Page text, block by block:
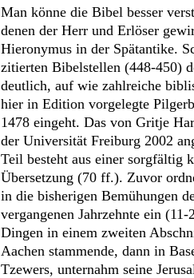
Man könne die Bibel besser
denen der Herr und Erlöser
Hieronymus in der Spätantike.
zitierten Bibelstellen (448-450)
deutlich, auf wie zahlreiche
hier in Edition vorgelegte
1478 eingeht. Das von Gritje
der Universität Freiburg 2002
Teil besteht aus einer sorgfältig
Übersetzung (70 ff.). Zuvor
in die bisherigen Bemühungen
vergangenen Jahrzehnte ein
Dingen in einem zweiten
Aachen stammende, dann in
Tzewers, unternahm seine